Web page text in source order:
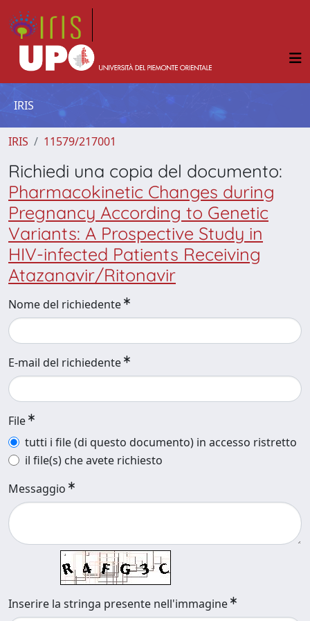
IRIS
IRIS 11579/217001
Richiedi una copia del documento:
Pharmacokinetic Changes during
Pregnancy According to Genetic
Variants: A Prospective Study in
HIV-infected Patients Receiving
Atazanavir/Ritonavir
Nome del richiedente
E-mail del richiedente
File
tutti i file (di questo documento) in accesso ristretto
il file(s) che avete richiesto
Messaggio
Inserire la stringa presente nell'immagine